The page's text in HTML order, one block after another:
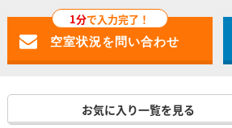
1分で入力完了！
お気に入り一覧を見る